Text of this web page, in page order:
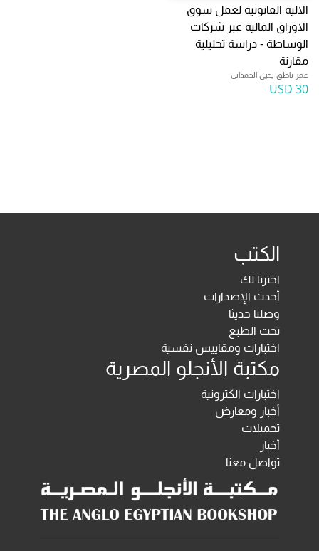
الالية القانونية لعمل سوق
الاوراق المالية عبر شركات
الوساطة - دراسة تحليلية
مقارنة
عمر ناطق يحيى الحمداني
30 USD
الكتب
اخترنا لك
أحدث الإصدارات
وصلنا حديثا
تحت الطبع
اختبارات ومقاييس نفسية
مكتبة الأنجلو المصرية
اختبارات الكترونية
أخبار ومعارض
تحميلات
أخبار
تواصل معنا